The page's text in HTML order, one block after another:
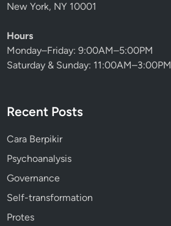
New York, NY 10001
Hours
Monday–Friday: 9:00AM–5:00PM
Saturday & Sunday: 11:00AM–3:00PM
Recent Posts
Cara Berpikir
Psychoanalysis
Governance
Self-transformation
Protes